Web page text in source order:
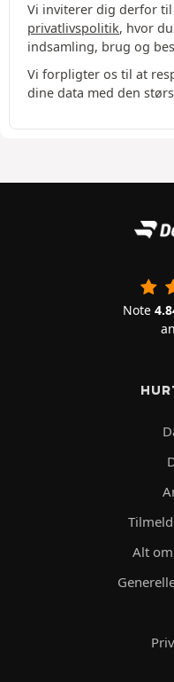
Vi inviterer dig derfor
privatlivspolitik, hvor
indsamling, brug og
Vi forpligter os til at
dine data med den
Note
Alt